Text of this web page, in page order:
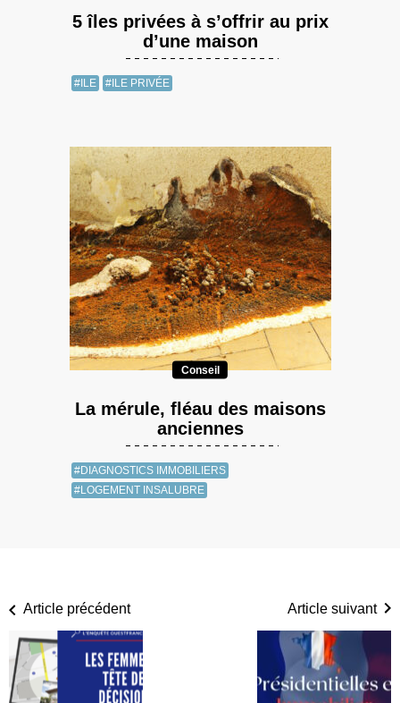
5 îles privées à s’offrir au prix
d’une maison
#ILE #ILE PRIVÉE
Conseil
La mérule, fléau des maisons
anciennes
#DIAGNOSTICS IMMOBILIERS
#LOGEMENT INSALUBRE
Article précédent Article suivant